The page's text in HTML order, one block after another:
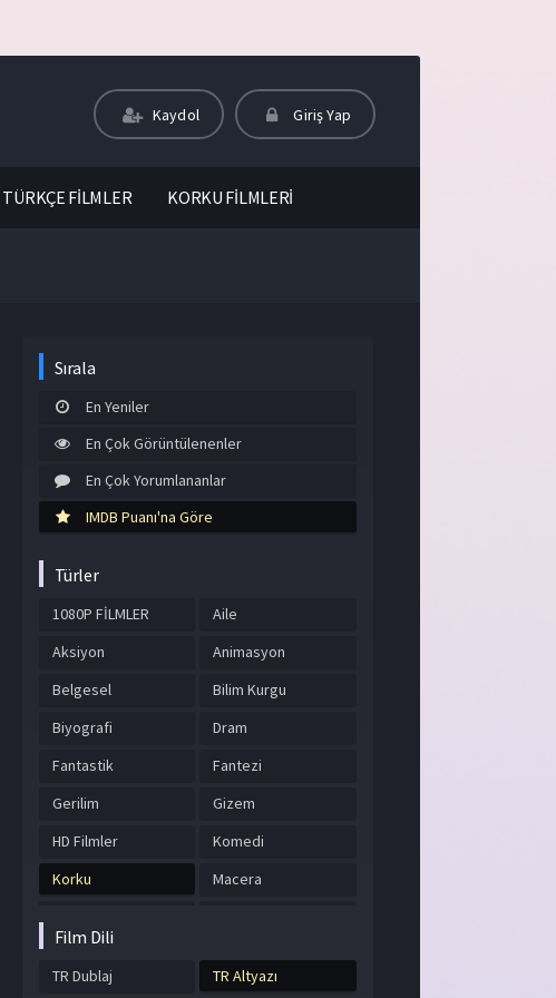
Kaydol Giriş Yap
TÜRKÇE FİLMLER KORKU FİLMLERİ
Sırala
En Yeniler
En Çok Görüntülenenler
En Çok Yorumlananlar
IMDB Puanı'na Göre
Türler
1080P FİLMLER
Aile
Aksiyon
Animasyon
Belgesel
Bilim Kurgu
Biyografi
Dram
Fantastik
Fantezi
Gerilim
Gizem
HD Filmler
Komedi
Korku
Macera
Tarih
Film Dili
TR Dublaj TR Altyazı